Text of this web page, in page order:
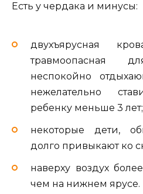
Есть у чердака и минусы:
двухъярусная
травмоопасная
неспокойно
нежелательно
ребенку меньше 3 лет;
некоторые дети,
долго привыкают ко
наверху воздух
чем на нижнем ярусе.